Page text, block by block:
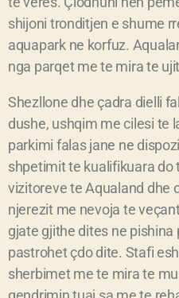
shijoni tronditjen e shume
aquapark ne korfuz.
nga parqet me te mira te
Shezllone dhe çadra dielli
dushe, ushqim me cilesi te
parkimi falas jane ne
shpetimit te kualifikuara do
vizitoreve te Aqualand dhe
njerezit me nevoja te
gjate gjithe dites ne pishina
pastrohet çdo dite. Stafi
sherbimet me te mira te